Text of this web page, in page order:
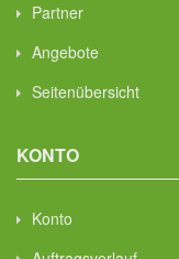
Partner
Angebote
Seitenübersicht
KONTO
Konto